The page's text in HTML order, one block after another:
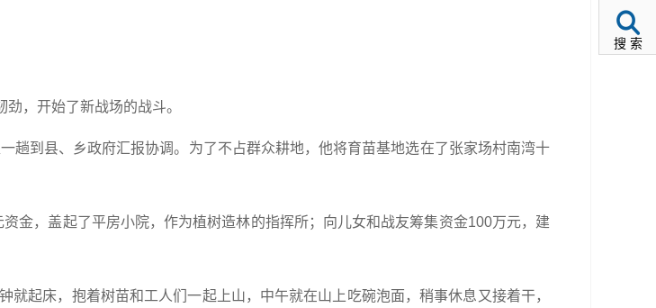
，开始了新战场的战斗。
趟到县、乡政府汇报协调。为了不占群众耕地，他将育苗基地选在了张家场村南湾十
金，盖起了平房小院，作为植树造林的指挥所；向儿女和战友筹集资金100万元，建
起床，抱着树苗和工人们一起上山，中午就在山上吃碗泡面，稍事休息又接着干，
搜 索